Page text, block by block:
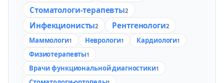
Стоматологи-терапевты2
Инфекционисты2 Рентгенологи2
Маммологи1 Неврологи1 Кардиологи1
Физиотерапевты1
Врачи функциональной диагностики1